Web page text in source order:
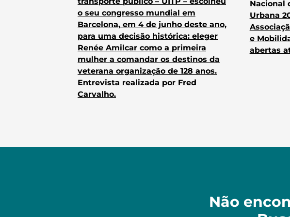
o seu congresso mundial em
Barcelona, em 4 de junho deste ano,
para uma decisão histórica: eleger
Renée Amilcar como a primeira
mulher a comandar os destinos da
veterana organização de 128 anos.
Entrevista realizada por Fred
Carvalho.
Nacional
Urbana
e
abertas
Não